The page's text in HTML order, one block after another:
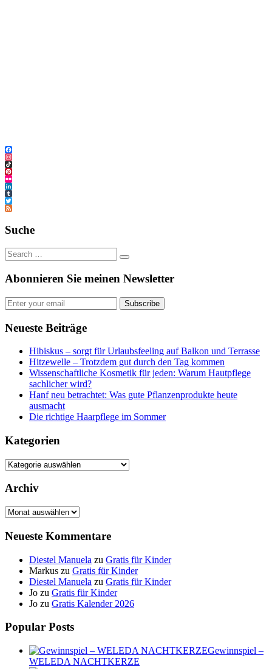
Facebook
Instagram
TikTok
Pinterest
Flickr
LinkedIn
Tumblr
Twitter
Feed
Suche
Abonnieren Sie meinen Newsletter
Subscribe
Neueste Beiträge
Hibiskus – sorgt für Urlaubsfeeling auf Balkon und Terrasse
Hitzewelle – Trotzdem gut durch den Tag kommen
Wissenschaftliche Kosmetik für jeden: Warum Hautpflege
sachlicher wird?
Hanf neu betrachtet: Was gute Pflanzenprodukte heute
ausmacht
Die richtige Haarpflege im Sommer
Kategorien
Kategorien
Archiv
Archiv
Neueste Kommentare
Diestel Manuela zu Gratis für Kinder
Markus zu Gratis für Kinder
Diestel Manuela zu Gratis für Kinder
Jo zu Gratis für Kinder
Jo zu Gratis Kalender 2026
Popular Posts
Gewinnspiel –
WELEDA NACHTKERZE